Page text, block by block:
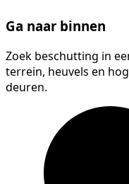
Ga naar binnen
Zoek beschutting in
terrein, heuvels en
deuren.